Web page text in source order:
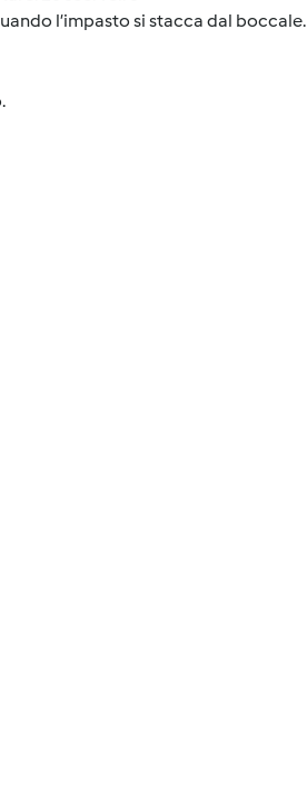
l’impasto si stacca dal boccale.